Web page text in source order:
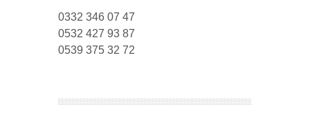
0332 346 07 47
0532 427 93 87
0539 375 32 72